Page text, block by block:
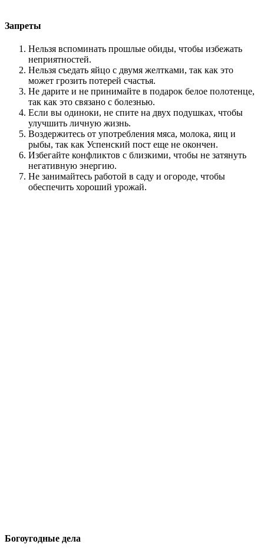
Запреты
Нельзя вспоминать прошлые обиды, чтобы избежать
неприятностей.
Нельзя съедать яйцо с двумя желтками, так как это
может грозить потерей счастья.
Не дарите и не принимайте в подарок белое полотенце,
так как это связано с болезнью.
Если вы одиноки, не спите на двух подушках, чтобы
улучшить личную жизнь.
Воздержитесь от употребления мяса, молока, яиц и
рыбы, так как Успенский пост еще не окончен.
Избегайте конфликтов с близкими, чтобы не затянуть
негативную энергию.
Не занимайтесь работой в саду и огороде, чтобы
обеспечить хороший урожай.
Богоугодные дела